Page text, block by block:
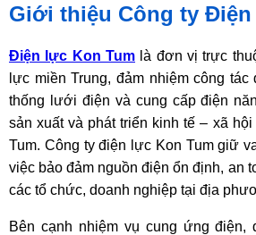
Giới thiệu Công ty
Điện lực Kon Tum là đơn vị trực
lực miền Trung, đảm nhiệm công
thống lưới điện và cung cấp điện
sản xuất và phát triển kinh tế – xã
Tum. Công ty điện lực Kon Tum giữ
việc bảo đảm nguồn điện ổn định, an
các tổ chức, doanh nghiệp tại địa
Bên cạnh nhiệm vụ cung ứng điện,